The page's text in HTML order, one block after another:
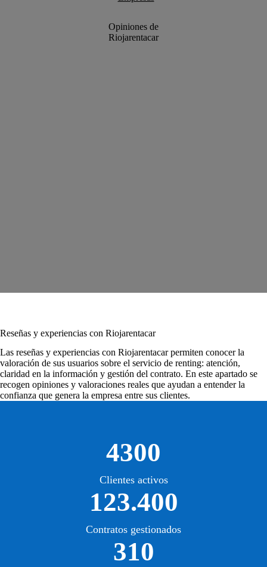
Opiniones de
Riojarentacar
Reseñas y experiencias con Riojarentacar
Las reseñas y experiencias con Riojarentacarpermiten conocer la
valoración de sus usuarios sobre el servicio de renting: atención,
claridad en la información y gestión del contrato. En este apartado se
recogen opiniones y valoraciones reales que ayudan a entender la
confianza que genera la empresa entre sus clientes.
4300
Clientes activos
123.400
Contratos gestionados
310